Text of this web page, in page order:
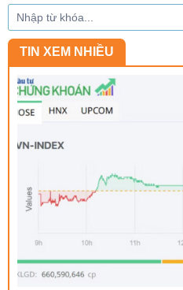
TIN XEM NHIỀU